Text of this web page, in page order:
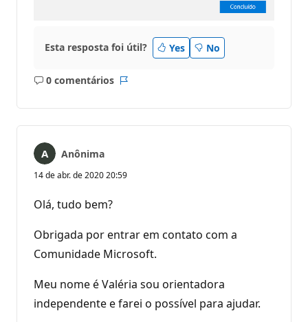
Esta resposta foi útil? Yes No
0 comentários
Sem
Anônima
14 de abr. de 2020 20:59
Olá, tudo bem?
Obrigada por entrar em contato com a
Comunidade Microsoft.
Meu nome é Valéria sou orientadora
independente e farei o possível para ajudar.